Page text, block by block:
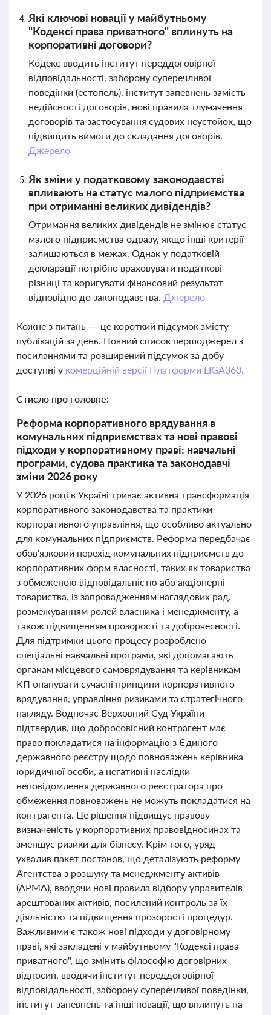
Які ключові новації у майбутньому
"Кодексі права приватного" вплинуть на
корпоративні договори?
Кодекс вводить інститут переддоговірної
відповідальності, заборону суперечливої
поведінки (естопель), інститут запевнень замість
недійсності договорів, нові правила тлумачення
договорів та застосування судових неустойок, що
підвищить вимоги до складання договорів.
Джерело
Як зміни у податковому законодавстві
впливають на статус малого підприємства
при отриманні великих дивідендів?
Отримання великих дивідендів не змінює статус
малого підприємства одразу, якщо інші критерії
залишаються в межах. Однак у податковій
декларації потрібно враховувати податкові
різниці та коригувати фінансовий результат
відповідно до законодавства. Джерело
Кожне з питань — це короткий підсумок змісту
публікацій за день. Повний список першоджерел з
посиланнями та розширений підсумок за добу
доступні у комерційній версії Платформи LIGA360.
Стисло про головне:
Реформа корпоративного врядування в
комунальних підприємствах та нові правові
підходи у корпоративному праві: навчальні
програми, судова практика та законодавчі
зміни 2026 року
У 2026 році в Україні триває активна трансформація
корпоративного законодавства та практики
корпоративного управління, що особливо актуально
для комунальних підприємств. Реформа передбачає
обов'язковий перехід комунальних підприємств до
корпоративних форм власності, таких як товариства
з обмеженою відповідальністю або акціонерні
товариства, із запровадженням наглядових рад,
розмежуванням ролей власника і менеджменту, а
також підвищенням прозорості та доброчесності.
Для підтримки цього процесу розроблено
спеціальні навчальні програми, які допомагають
органам місцевого самоврядування та керівникам
КП опанувати сучасні принципи корпоративного
врядування, управління ризиками та стратегічного
нагляду. Водночас Верховний Суд України
підтвердив, що добросовісний контрагент має
право покладатися на інформацію з Єдиного
державного реєстру щодо повноважень керівника
юридичної особи, а негативні наслідки
неповідомлення державного реєстратора про
обмеження повноважень не можуть покладатися на
контрагента. Це рішення підвищує правову
визначеність у корпоративних правовідносинах та
зменшує ризики для бізнесу. Крім того, уряд
ухвалив пакет постанов, що деталізують реформу
Агентства з розшуку та менеджменту активів
(АРМА), вводячи нові правила відбору управителів
арештованих активів, посилений контроль за їх
діяльністю та підвищення прозорості процедур.
Важливими є також нові підходи у договірному
праві, які закладені у майбутньому "Кодексі права
приватного", що змінить філософію договірних
відносин, вводячи інститут переддоговірної
відповідальності, заборону суперечливої поведінки,
інститут запевнень та інші новації, що вплинуть на